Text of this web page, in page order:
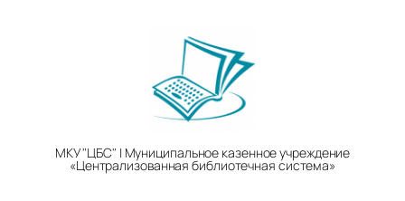
МКУ "ЦБС" | Муниципальное казенное учреждение
«Централизованная библиотечная система»